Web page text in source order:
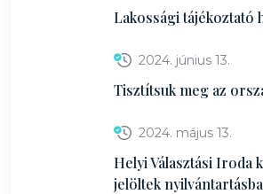
Lakossági tájékoztató
2024. június 13.
Tisztítsuk meg az
2024. május 13.
Helyi Választási Iroda
jelöltek